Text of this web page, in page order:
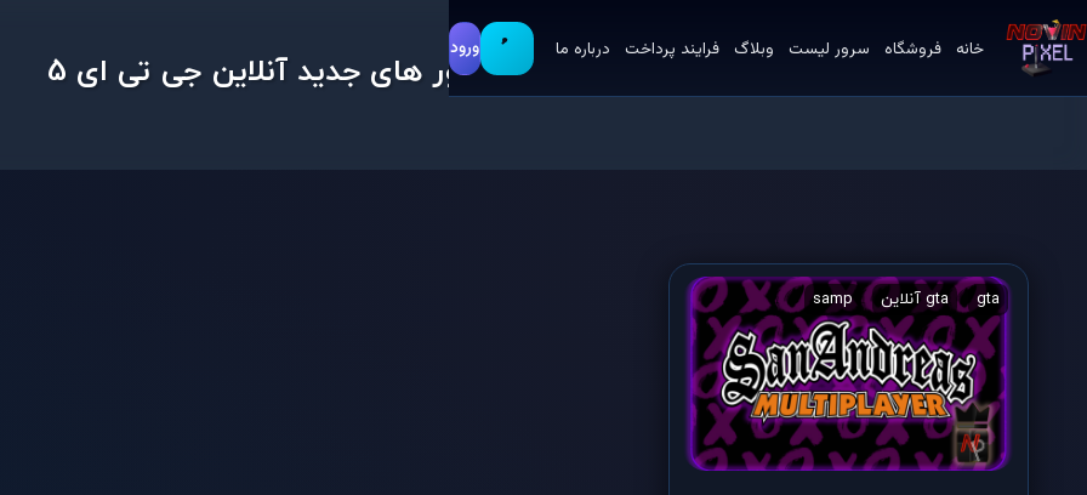
خانه فروشگاه سرور لیست وبلاگ فرایند پرداخت درباره ما ورود
سرور های جدید آنلاین جی تی ای 5
gta gta آنلاین samp
server irani gta samp